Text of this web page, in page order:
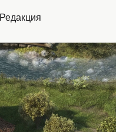
Редакция